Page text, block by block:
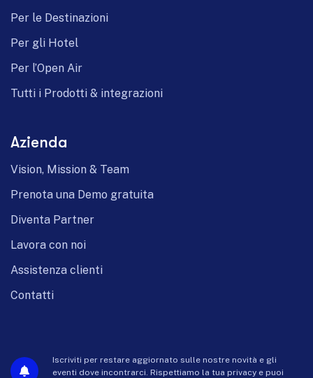
Per le Destinazioni
Per gli Hotel
Per l’Open Air
Tutti i Prodotti & integrazioni
Azienda
Vision, Mission & Team
Prenota una Demo gratuita
Diventa Partner
Lavora con noi
Assistenza clienti
Contatti
Iscriviti per restare aggiornato sulle nostre novità e gli
eventi dove incontrarci. Rispettiamo la tua privacy e puoi